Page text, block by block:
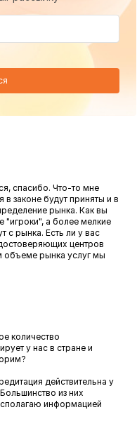
спасибо. Что-то мне
в законе будут приняты и в
рынка. Как вы
"игроки", а более мелкие
с рынка. Есть ли у вас
центров
объеме рынка услуг мы
количество
у нас в стране и
действительна у
из них
информацией